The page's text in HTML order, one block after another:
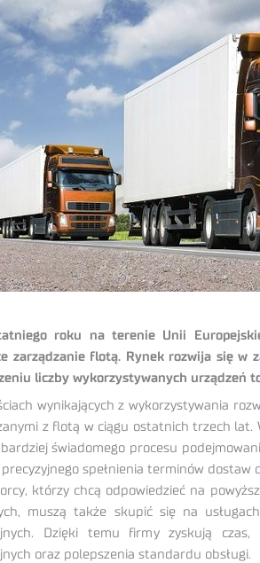
roku na terenie Unii
zarządzanie flotą. Rynek rozwija się w
liczby wykorzystywanych urządzeń
wynikających z wykorzystywania
z flotą w ciągu ostatnich trzech
świadomego procesu
precyzyjnego spełnienia terminów
którzy chcą odpowiedzieć na
muszą także skupić się na
Dzięki temu firmy zyskują
oraz polepszenia standardu obsługi.